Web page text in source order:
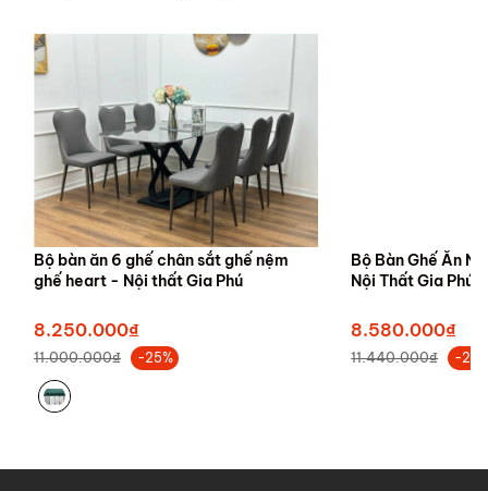
Bộ bàn ăn 6 ghế chân sắt ghế nệm
ghế heart - Nội thất Gia Phú
8.250.000₫
11.000.000₫ -25%
Bộ Bàn Ghế Ăn
Nội Thất Gia Phú
8.580.000₫
11.440.000₫ -